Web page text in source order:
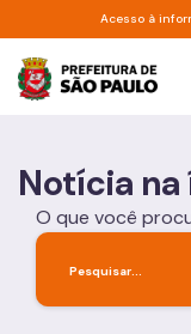
Skip to MainAcesso à
Notícia
O que você